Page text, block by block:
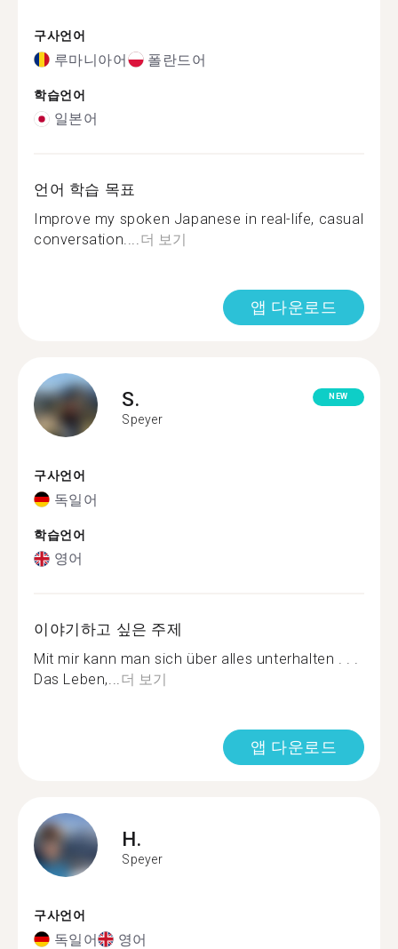
구사언어
루마니아어 폴란드어
학습언어
일본어
언어 학습 목표
Improve my spoken Japanese in real-life, casual
conversation....더 보기
앱 다운로드
S.
Speyer
NEW
구사언어
독일어
학습언어
영어
이야기하고 싶은 주제
Mit mir kann man sich über alles unterhalten . . .
Das Leben,...더 보기
앱 다운로드
H.
Speyer
구사언어
독일어 영어